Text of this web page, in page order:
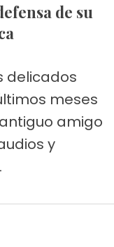
delicados
meses
amigo
y